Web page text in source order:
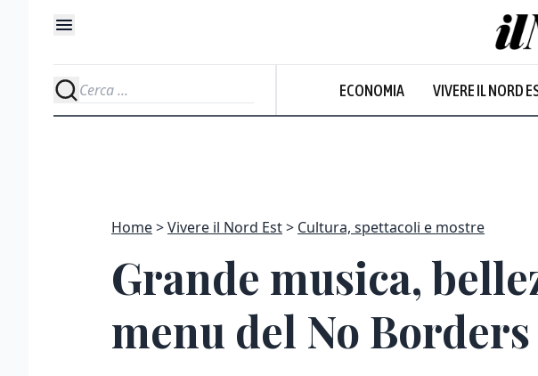
ECONOMIA VIVERE IL NORD
Home Vivere il Nord Est Cultura, spettacoli e mostre
Grande musica,
menu del No Borders